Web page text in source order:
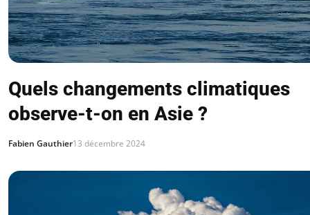
Quels changements climatiques
observe-t-on en Asie ?
Fabien Gauthier13 décembre 2024